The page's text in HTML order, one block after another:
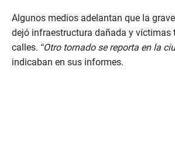
o
n
d
s
Algunos medios adelantan que la
dejó infraestructura dañada y víctimas
calles. “Otro tornado se reporta en la
indicaban en sus informes.